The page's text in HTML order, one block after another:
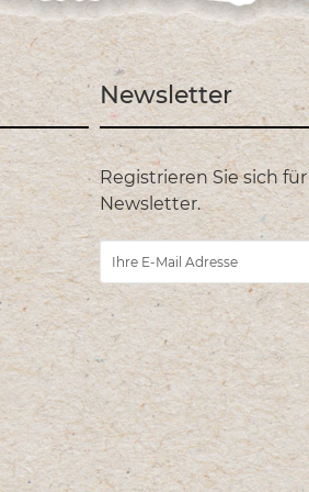
Newsletter
Registrieren Sie sich
Newsletter.